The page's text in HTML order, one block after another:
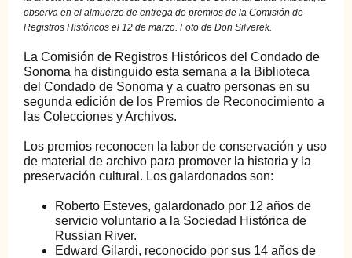
observa en el almuerzo de entrega de premios de la Comisión de
Registros Históricos el 12 de marzo. Foto de Don Silverek.
La Comisión de Registros Históricos del Condado de
Sonoma ha distinguido esta semana a la Biblioteca
del Condado de Sonoma y a cuatro personas en su
segunda edición de los Premios de Reconocimiento a
las Colecciones y Archivos.
Los premios reconocen la labor de conservación y uso
de material de archivo para promover la historia y la
preservación cultural. Los galardonados son:
Roberto Esteves, galardonado por 12 años de
servicio voluntario a la Sociedad Histórica de
Russian River.
Edward Gilardi, reconocido por sus 14 años de